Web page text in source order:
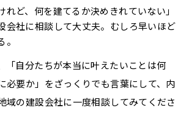
れど、何を建てるか決めきれていない」
会社に相談して大丈夫。むしろ早いほど
「自分たちが本当に叶えたいことは何
必要か」をざっくりでも言葉にして、内
域の建設会社に一度相談してみてくださ